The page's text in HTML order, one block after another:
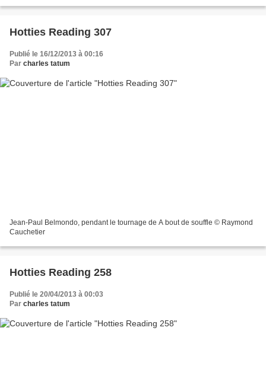
Hotties Reading 307
Publié le 16/12/2013 à 00:16
Par charles tatum
Jean-Paul Belmondo, pendant le tournage de A bout de souffle © Raymond
Cauchetier
Hotties Reading 258
Publié le 20/04/2013 à 00:03
Par charles tatum